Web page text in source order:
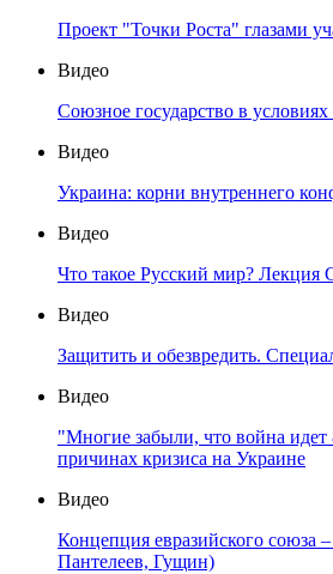
Проект "Точки Роста" глазами
Видео
Союзное государство в
Видео
Украина: корни внутреннего
Видео
Что такое Русский мир? Лекция
Видео
Защитить и обезвредить.
Видео
"Многие забыли, что война идет
причинах кризиса на Украине
Видео
Концепция евразийского союза
Пантелеев, Гущин)